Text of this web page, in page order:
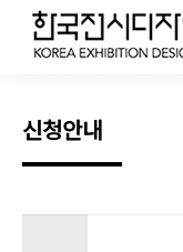
신청안내